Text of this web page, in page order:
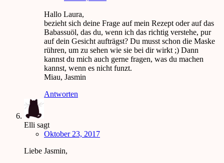
Hallo Laura,
bezieht sich deine Frage auf mein Rezept oder auf das
Babassuöl, das du, wenn ich das richtig verstehe, pur
auf dein Gesicht aufträgst? Du musst schon die Maske
rühren, um zu sehen wie sie bei dir wirkt ;) Dann
kannst du mich auch gerne fragen, was du machen
kannst, wenn es nicht funzt.
Miau, Jasmin
Antworten
Elli sagt
Oktober 23, 2017
Liebe Jasmin,